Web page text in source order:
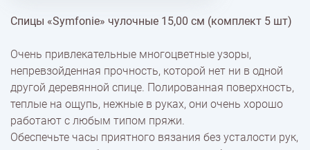
% Скидки
Доставка
Оплата
Спицы «Symfonie» чулочные 15,00 см (комплект 5 шт)
Очень привлекательные многоцветные узоры,
непревзойденная прочность, которой нет ни в одной
другой деревянной спице. Полированная поверхность,
теплые на ощупь, нежные в руках, они очень хорошо
работают с любым типом пряжи.
Обеспечьте часы приятного вязания без усталости рук,